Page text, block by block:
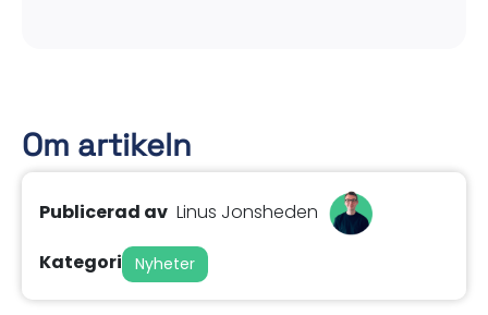
Om artikeln
Publicerad av Linus Jonsheden
Kategori
Nyheter